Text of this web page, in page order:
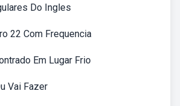
Do Ingles
22 Com Frequencia
Em Lugar Frio
Vai Fazer